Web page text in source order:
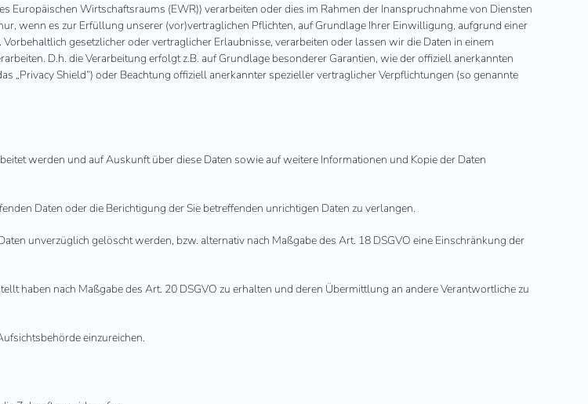
Europäischen Wirtschaftsraums (EWR)) verarbeiten oder dies im Rahmen der Inanspruchnahme von Diensten
wenn es zur Erfüllung unserer (vor)vertraglichen Pflichten, auf Grundlage Ihrer Einwilligung, aufgrund einer
gesetzlicher oder vertraglicher Erlaubnisse, verarbeiten oder lassen wir die Daten in einem
D.h. die Verarbeitung erfolgt z.B. auf Grundlage besonderer Garantien, wie der offiziell anerkannten
„Privacy Shield“) oder Beachtung offiziell anerkannter spezieller vertraglicher Verpflichtungen (so genannte
werden und auf Auskunft über diese Daten sowie auf weitere Informationen und Kopie der Daten
Daten oder die Berichtigung der Sie betreffenden unrichtigen Daten zu verlangen.
unverzüglich gelöscht werden, bzw. alternativ nach Maßgabe des Art. 18 DSGVO eine Einschränkung der
haben nach Maßgabe des Art. 20 DSGVO zu erhalten und deren Übermittlung an andere Verantwortliche zu
einzureichen.